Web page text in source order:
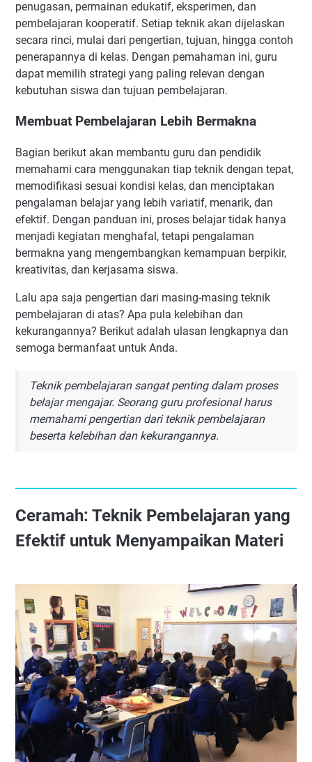
Pengertian Penugasan
Tujuan dan Manfaat
Cara Penerapan Penugasan di Kelas
Tips Praktis:
Variasi dan Adaptasi
Pengalaman Nyata
Tujuan dan Manfaat
Cara Penerapan Simulasi di Kelas
Tips Praktis:
Variasi dan Adaptasi
6. Inquiry (Pembelajaran Inkuiri): Teknik Pembelajaran untuk
Mengembangkan Rasa ingin Tahu
Pengertian Inquiry
Tujuan dan Manfaat
Cara Penerapan Inquiry di Kelas
Tips Praktis:
7. Teknik Eksperimen / Demonstrasi
Pengertian Eksperimen / Demonstrasi
Tujuan dan Manfaat
Cara Penerapan Eksperimen / Demonstrasi di Kelas
Pengalaman Langsung di Lapangan
Pengertian Karyawisata
Tips Praktis:
Variasi dan Adaptasi
9. Tutorial: Teknik Pembelajaran untuk Membimbing
Langkah demi Langkah
Pengertian Tutorial
Tujuan dan Manfaat
Cara Penerapan Tutorial di Kelas
Variasi dan Adaptasi
10. Problem Solving: Teknik Pembelajaran untuk Melatih
penugasan, permainan edukatif, eksperimen, dan
pembelajaran kooperatif. Setiap teknik akan dijelaskan
secara rinci, mulai dari pengertian, tujuan, hingga contoh
penerapannya di kelas. Dengan pemahaman ini, guru
dapat memilih strategi yang paling relevan dengan
kebutuhan siswa dan tujuan pembelajaran.
Membuat Pembelajaran Lebih Bermakna
Bagian berikut akan membantu guru dan pendidik
memahami cara menggunakan tiap teknik dengan tepat,
memodifikasi sesuai kondisi kelas, dan menciptakan
pengalaman belajar yang lebih variatif, menarik, dan
efektif. Dengan panduan ini, proses belajar tidak hanya
menjadi kegiatan menghafal, tetapi pengalaman
bermakna yang mengembangkan kemampuan berpikir,
kreativitas, dan kerjasama siswa.
Lalu apa saja pengertian dari masing-masing teknik
pembelajaran di atas? Apa pula kelebihan dan
kekurangannya? Berikut adalah ulasan lengkapnya dan
semoga bermanfaat untuk Anda.
Teknik pembelajaran sangat penting dalam proses
belajar mengajar. Seorang guru profesional harus
memahami pengertian dari teknik pembelajaran
beserta kelebihan dan kekurangannya.
Ceramah: Teknik Pembelajaran yang
Efektif untuk Menyampaikan Materi